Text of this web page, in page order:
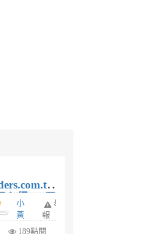
心得 — 民
比較平台
小
黃
蜂
舉
報
189點閱